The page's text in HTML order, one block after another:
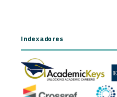
Indexadores